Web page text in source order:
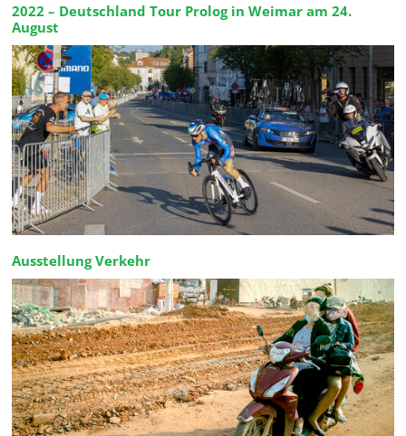
2022 – Deutschland Tour Prolog in Weimar am 24.
August
Ausstellung Verkehr